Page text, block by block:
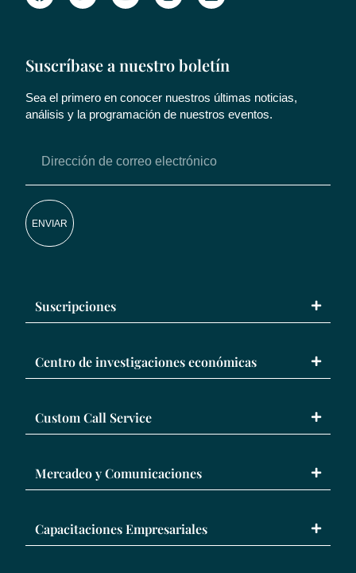
Suscríbase a nuestro boletín
Sea el primero en conocer nuestros últimas noticias,
análisis y la programación de nuestros eventos.
ENVIAR
Suscripciones
Centro de investigaciones económicas
Custom Call Service
Mercadeo y Comunicaciones
Capacitaciones Empresariales